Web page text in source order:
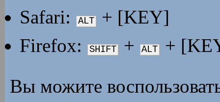
Safari:
ALT
+ [KEY]
Firefox:
SHIFT + ALT
+
Вы можите